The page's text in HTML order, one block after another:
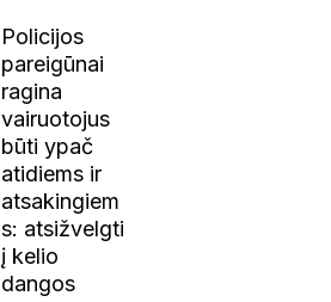
Policijos
pareigūnai
ragina
vairuotojus
būti ypač
atidiems ir
atsakingiem
s: atsižvelgti
į kelio
dangos